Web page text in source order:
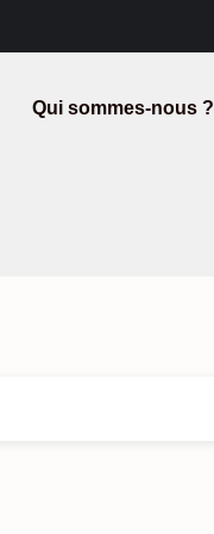
Qui sommes-nous ?